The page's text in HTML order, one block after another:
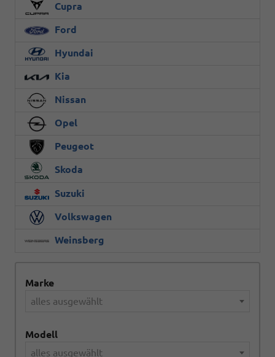
Cupra
Ford
Hyundai
Kia
Nissan
Opel
Peugeot
Skoda
Suzuki
Volkswagen
Weinsberg
Marke
alles ausgewählt
Modell
alles ausgewählt